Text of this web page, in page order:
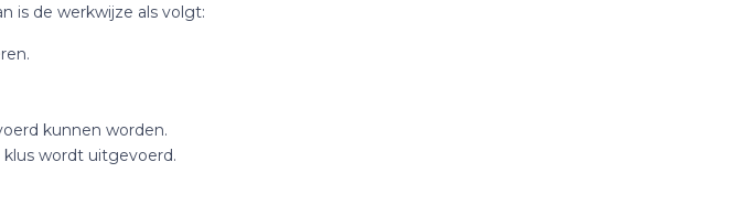
is de werkwijze als volgt:
kunnen worden.
wordt uitgevoerd.